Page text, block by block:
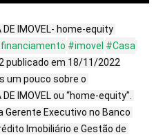
DE IMOVEL- home-equity
#imovel #Casa
publicado em 18/11/2022
um pouco sobre o
IMOVEL ou “home-equity”.
Gerente Executivo no Banco
Imobiliário e Gestão de